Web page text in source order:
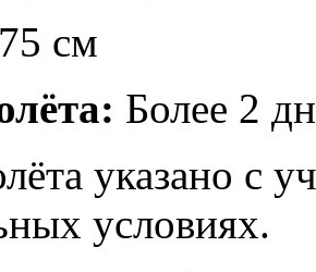
75 см
Более 2
указано с
условиях.